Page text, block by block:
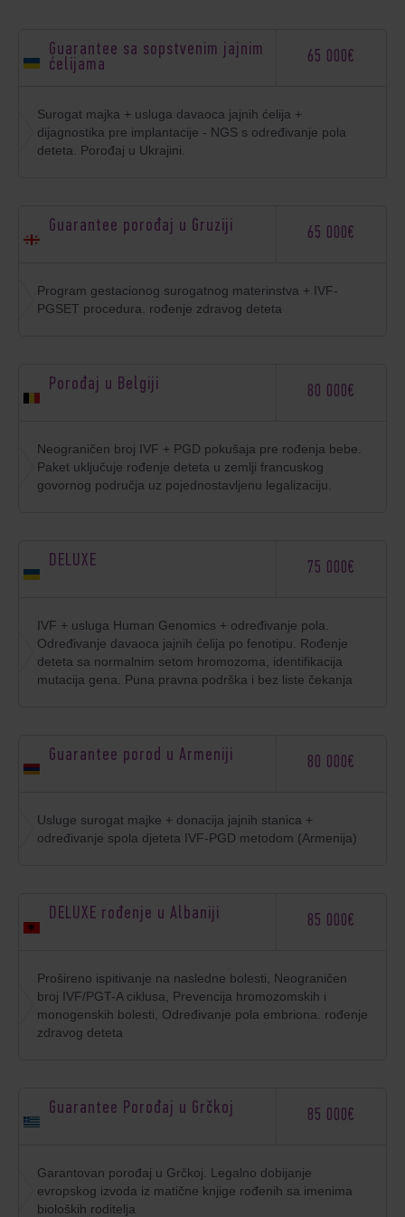
Guarantee sa sopstvenim jajnim
ćelijama
Surogat majka + usluga davaoca jajnih ćelija +
dijagnostika pre implantacije - NGS s određivanje pola
deteta. Porođaj u Ukrajini.
65 000€
Guarantee porođaj u Gruziji
Program gestacionog surogatnog materinstva + IVF-
PGSET procedura. rođenje zdravog deteta
65 000€
Porođaj u Belgiji
Neograničen broj IVF + PGD pokušaja pre rođenja bebe.
Paket uključuje rođenje deteta u zemlji francuskog
govornog područja uz pojednostavljenu legalizaciju.
80 000€
DELUXE
IVF + usluga Human Genomics + određivanje pola.
Određivanje davaoca jajnih ćelija po fenotipu. Rođenje
deteta sa normalnim setom hromozoma, identifikacija
mutacija gena. Puna pravna podrška i bez liste čekanja
75 000€
Guarantee porod u Armeniji
Usluge surogat majke + donacija jajnih stanica +
određivanje spola djeteta IVF-PGD metodom (Armenija)
80 000€
DELUXE rođenje u Albaniji
Prošireno ispitivanje na nasledne bolesti, Neograničen
broj IVF/PGT-A ciklusa, Prevencija hromozomskih i
monogenskih bolesti, Određivanje pola embriona. rođenje
zdravog deteta
85 000€
Guarantee Porođaj u Grčkoj
Garantovan porođaj u Grčkoj. Legalno dobijanje
evropskog izvoda iz matične knjige rođenih sa imenima
bioloških roditelja
85 000€